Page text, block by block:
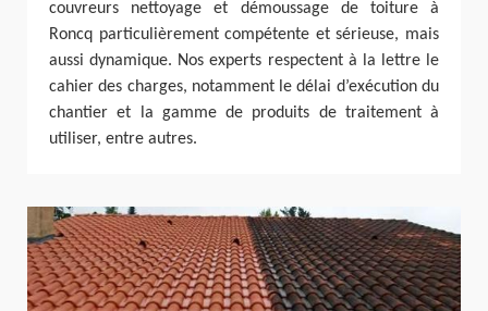
couvreurs nettoyage et démoussage de toiture à
Roncq particulièrement compétente et sérieuse, mais
aussi dynamique. Nos experts respectent à la lettre le
cahier des charges, notamment le délai d’exécution du
chantier et la gamme de produits de traitement à
utiliser, entre autres.